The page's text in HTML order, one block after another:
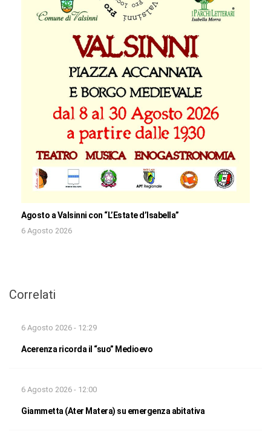
Agosto a Valsinni con “L’Estate d’Isabella”
6 Agosto 2026
Correlati
6 Agosto 2026 - 12:29
Acerenza ricorda il “suo” Medioevo
6 Agosto 2026 - 12:00
Giammetta (Ater Matera) su emergenza abitativa